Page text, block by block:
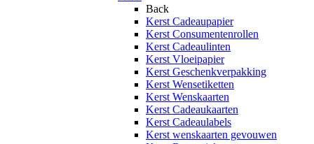
Back
Kerst Cadeaupapier
Kerst Consumentenrollen
Kerst Cadeaulinten
Kerst Vloeipapier
Kerst Geschenkverpakking
Kerst Wensetiketten
Kerst Wenskaarten
Kerst Cadeaukaarten
Kerst Cadeaulabels
Kerst wenskaarten gevouwen